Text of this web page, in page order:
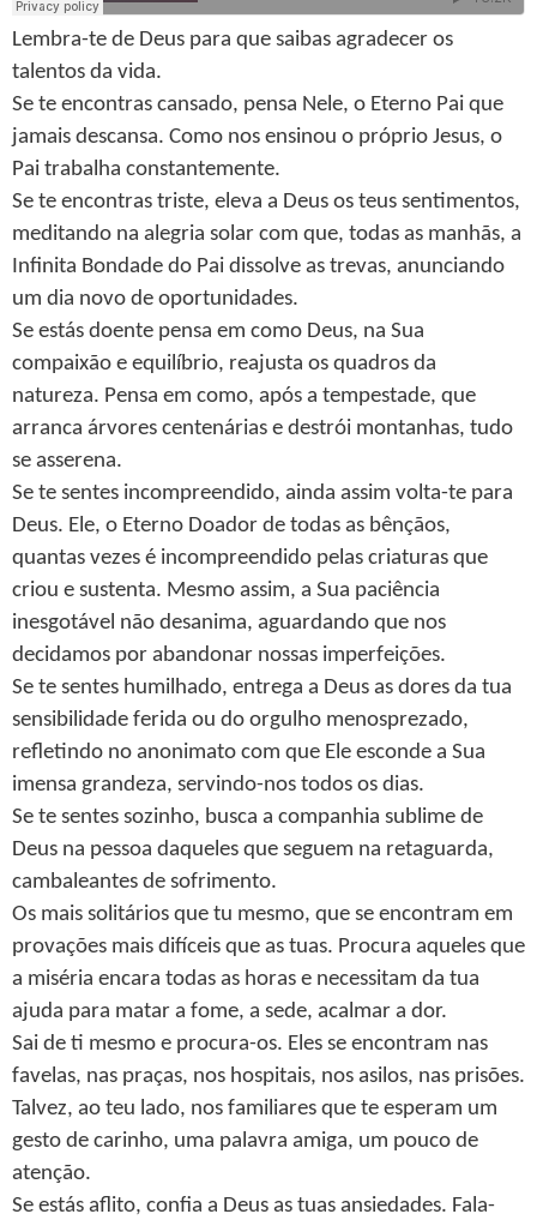
Lembra-te de Deus para que saibas agradecer os
talentos da vida.
Se te encontras cansado, pensa Nele, o Eterno Pai que
jamais descansa. Como nos ensinou o próprio Jesus, o
Pai trabalha constantemente.
Se te encontras triste, eleva a Deus os teus sentimentos,
meditando na alegria solar com que, todas as manhãs, a
Infinita Bondade do Pai dissolve as trevas, anunciando
um dia novo de oportunidades.
Se estás doente pensa em como Deus, na Sua
compaixão e equilíbrio, reajusta os quadros da
natureza. Pensa em como, após a tempestade, que
arranca árvores centenárias e destrói montanhas, tudo
se asserena.
Se te sentes incompreendido, ainda assim volta-te para
Deus. Ele, o Eterno Doador de todas as bênçãos,
quantas vezes é incompreendido pelas criaturas que
criou e sustenta. Mesmo assim, a Sua paciência
inesgotável não desanima, aguardando que nos
decidamos por abandonar nossas imperfeições.
Se te sentes humilhado, entrega a Deus as dores da tua
sensibilidade ferida ou do orgulho menosprezado,
refletindo no anonimato com que Ele esconde a Sua
imensa grandeza, servindo-nos todos os dias.
Se te sentes sozinho, busca a companhia sublime de
Deus na pessoa daqueles que seguem na retaguarda,
cambaleantes de sofrimento.
Os mais solitários que tu mesmo, que se encontram em
provações mais difíceis que as tuas. Procura aqueles que
a miséria encara todas as horas e necessitam da tua
ajuda para matar a fome, a sede, acalmar a dor.
Sai de ti mesmo e procura-os. Eles se encontram nas
favelas, nas praças, nos hospitais, nos asilos, nas prisões.
Talvez, ao teu lado, nos familiares que te esperam um
gesto de carinho, uma palavra amiga, um pouco de
atenção.
Se estás aflito, confia a Deus as tuas ansiedades. Fala-